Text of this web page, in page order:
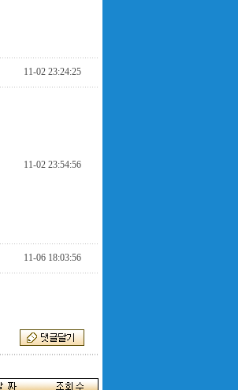
11-02 23:24:25
11-02 23:54:56
11-06 18:03:56